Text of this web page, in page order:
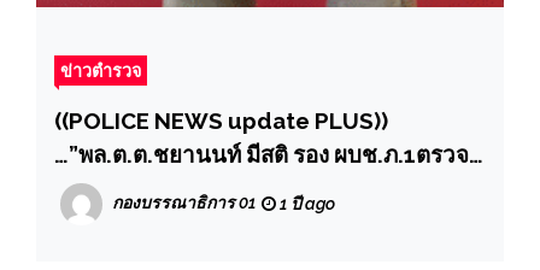
ข่าวตำรวจ
((POLICE NEWS update PLUS))
…”พล.ต.ต.ชยานนท์ มีสติ รอง ผบช.ภ.1ตรวจ
เยี่ยม สภ.บางแม่นาง และประชุมติดตามผล
ตามโครงการตำบลยั่งยืน
กองบรรณาธิการ 01 1 ปี ago